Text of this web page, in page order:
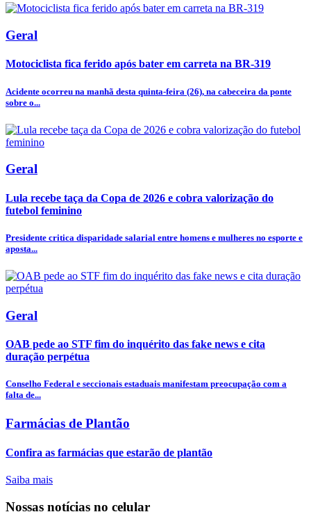
Geral
Motociclista fica ferido após bater em carreta na BR-319
Acidente ocorreu na manhã desta quinta-feira (26), na cabeceira da ponte
sobre o...
Geral
Lula recebe taça da Copa de 2026 e cobra valorização do
futebol feminino
Presidente critica disparidade salarial entre homens e mulheres no esporte e
aposta...
Geral
OAB pede ao STF fim do inquérito das fake news e cita
duração perpétua
Conselho Federal e seccionais estaduais manifestam preocupação com a
falta de...
Farmácias de Plantão
Confira as farmácias que estarão de plantão
Saiba mais
Nossas notícias no celular